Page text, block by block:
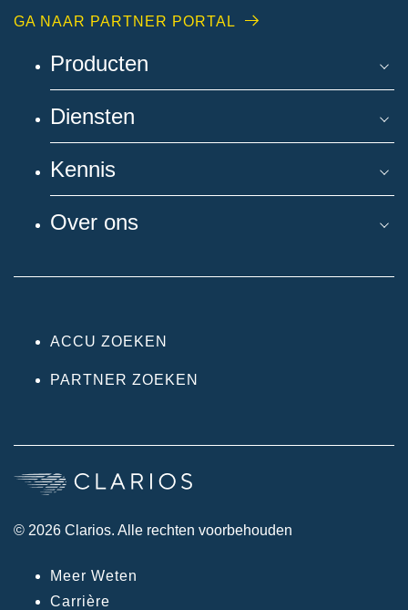
GA NAAR PARTNER PORTAL
Producten
Diensten
Kennis
Over ons
ACCU ZOEKEN
PARTNER ZOEKEN
© 2026 Clarios. Alle rechten voorbehouden
Meer Weten
Carrière